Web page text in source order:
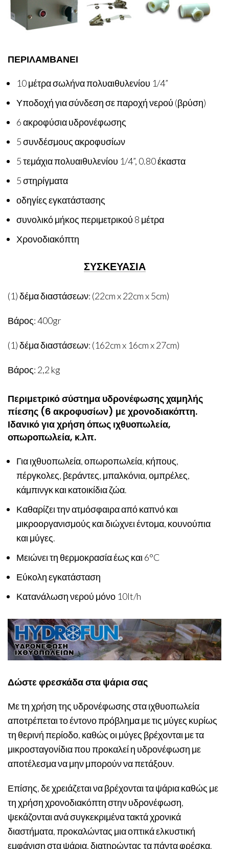
ΠΕΡΙΛΑΜΒΑΝΕΙ
10 μέτρα σωλήνα πολυαιθυλενίου 1/4”
Υποδοχή για σύνδεση σε παροχή νερού (βρύση)
6 ακροφύσια υδρονέφωσης
5 συνδέσμους ακροφυσίων
5 τεμάχια πολυαιθυλενίου 1/4”, 0.80 έκαστα
5 στηρίγματα
οδηγίες εγκατάστασης
συνολικό μήκος περιμετρικού 8 μέτρα
Χρονοδιακόπτη
ΣΥΣΚΕΥΑΣΙΑ
(1) δέμα διαστάσεων: (22cm x 22cm x 5cm)
Βάρος: 400gr
(1) δέμα διαστάσεων: (162cm x 16cm x 27cm)
Βάρος: 2,2 kg
Περιμετρικό σύστημα υδρονέφωσης χαμηλής
πίεσης (6 ακροφυσίων) με χρονοδιακόπτη.
Ιδανικό για χρήση όπως ιχθυοπωλεία,
οπωροπωλεία, κ.λπ.
Για ιχθυοπωλεία, οπωροπωλεία, κήπους,
πέργκολες, βεράντες, μπαλκόνια, ομπρέλες,
κάμπινγκ και κατοικίδια ζώα.
Καθαρίζει την ατμόσφαιρα από καπνό και
μικροοργανισμούς και διώχνει έντομα, κουνούπια
και μύγες.
Μειώνει τη θερμοκρασία έως και 6°C
Εύκολη εγκατάσταση
Κατανάλωση νερού μόνο 10lt/h
Δώστε φρεσκάδα στα ψάρια σας
Με τη χρήση της υδρονέφωσης στα ιχθυοπωλεία
αποτρέπεται το έντονο πρόβλημα με τις μύγες κυρίως
τη θερινή περίοδο, καθώς οι μύγες βρέχονται με τα
μικροσταγονίδια που προκαλεί η υδρονέφωση με
αποτέλεσμα να μην μπορούν να πετάξουν.
Επίσης, δε χρειάζεται να βρέχονται τα ψάρια καθώς με
τη χρήση χρονοδιακόπτη στην υδρονέφωση,
ψεκάζονται ανά συγκεκριμένα τακτά χρονικά
διαστήματα, προκαλώντας μια οπτικά ελκυστική
εμφάνιση στα ψάρια, διατηρώντας τα πάντα φρέσκα.